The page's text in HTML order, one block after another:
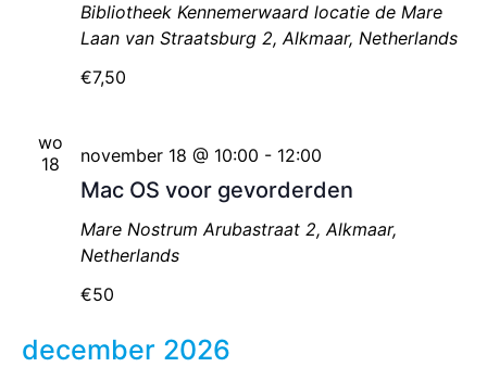
Bibliotheek Kennemerwaard locatie de Mare
Laan van Straatsburg 2, Alkmaar, Netherlands
€7,50
wo
18
Mac OS voor gevorderden
november 18 @ 10:00 - 12:00
Mare NostrumArubastraat 2, Alkmaar,
Netherlands
€50
december 2026